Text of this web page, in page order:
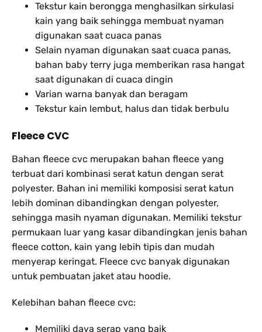
Tekstur kain berongga menghasilkan sirkulasi
kain yang baik sehingga membuat nyaman
digunakan saat cuaca panas
Selain nyaman digunakan saat cuaca panas,
bahan baby terry juga memberikan rasa hangat
saat digunakan di cuaca dingin
Varian warna banyak dan beragam
Tekstur kain lembut, halus dan tidak berbulu
Fleece CVC
Bahan fleece cvc merupakan bahan fleece yang
terbuat dari kombinasi serat katun dengan serat
polyester. Bahan ini memiliki komposisi serat katun
lebih dominan dibandingkan dengan polyester,
sehingga masih nyaman digunakan. Memiliki tekstur
permukaan luar yang kasar dibandingkan jenis bahan
fleece cotton, kain yang lebih tipis dan mudah
menyerap keringat. Fleece cvc banyak digunakan
untuk pembuatan jaket atau hoodie.
Kelebihan bahan fleece cvc:
Memiliki daya serap yang baik